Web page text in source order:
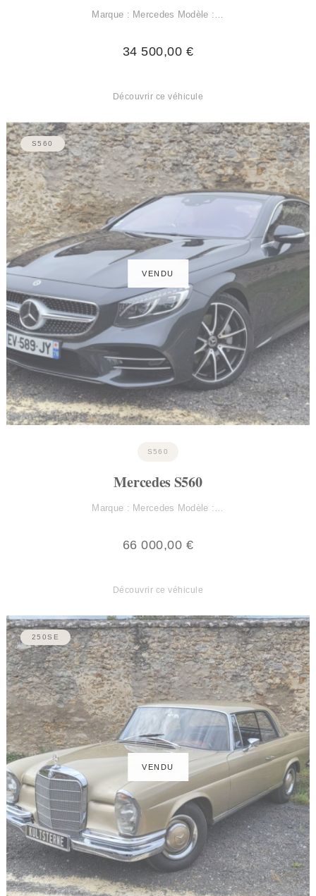
Marque : Mercedes Modèle :…
34 500,00 €
Découvrir ce véhicule
S560
S560
Mercedes S560
Marque : Mercedes Modèle :…
66 000,00 €
Découvrir ce véhicule
250SE